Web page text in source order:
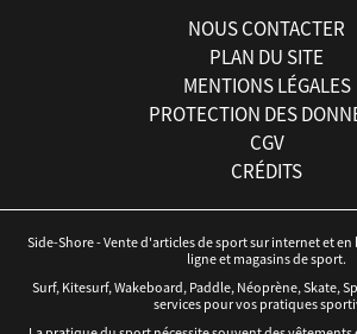
NOUS CONTACTER
PLAN DU SITE
MENTIONS LÉGALES
PROTECTION DES
CGV
CRÉDITS
Side-Shore - Vente d'articles de sport sur internet et
ligne et magasins de sport.
Surf, Kitesurf, Wakeboard, Paddle, Néoprène, Skate,
services pour vos pratiques